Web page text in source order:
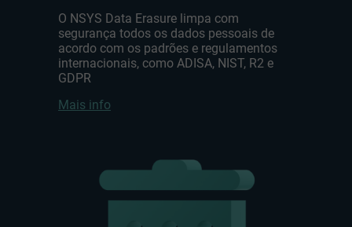
O NSYS Data Erasure limpa com
segurança todos os dados pessoais de
acordo com os padrões e regulamentos
internacionais, como ADISA, NIST, R2 e
GDPR
Mais info